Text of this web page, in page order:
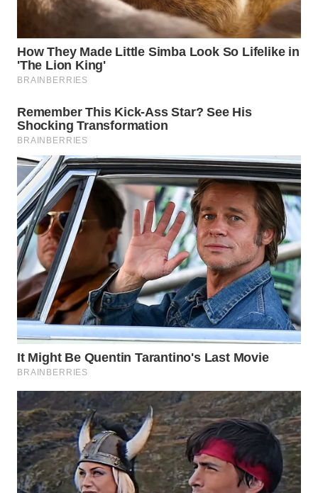
DAIRI
WN
DANAU
TOBA
WN
NIAS
WN
LANGKAT
WN
TAPANULI
SELATAN
WN
TANJUNG
LESUNG
WN
KARO
WN
SIMALUNGUN
WN
LABUHANBATU